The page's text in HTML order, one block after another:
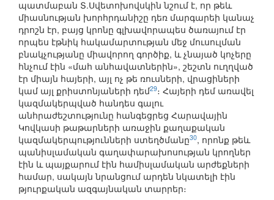
պատմաբան Տ.Սվետոխովսկին նշում է, որ թեև
միասնության խորհրդանիշը դեռ մարգարեի կանաչ
դրոշն էր, բայց կրոնը գլխավորապես ծառայում էր
որպես էթնիկ հակամարտության մեջ մուսուլման
բնակչությանը միավորող գործիք, և չնայած կոչերը
հնչում էին «մահ անհավատներին», շեշտն ուղղված
էր միայն հայերի, այլ ոչ թե ռուսների, վրացիների
կամ այլ քրիստոնյաների դեմ29։ Հայերի դեմ առավել
կազմակերպված հանդես գալու
անհրաժեշտությունը հանգեցրեց Հարավային
Կովկասի թաթարների առաջին քաղաքական
կազմակերպությունների ստեղծմանը30, որոնք թեև
պանիսլամական գաղափարախոսության կրողներ
էին և պայքարում էին համիսլամական արժեքների
համար, սակայն նրանցում արդեն նկատելի էին
թյուրքական ազգայնական տարրեր։